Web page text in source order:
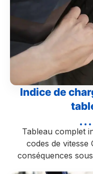
Indice de
Tableau complet
codes de vitesse
conséquences